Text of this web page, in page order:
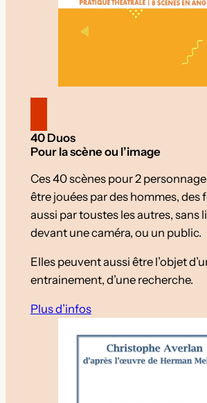
40 Duos
Pour la scène ou l’image
Ces 40 scènes pour 2
être jouées par des hommes, des
aussi par toustes les autres, sans
devant une caméra, ou un public.
Elles peuvent aussi être l’objet
entrainement, d’une recherche.
Plus d’infos